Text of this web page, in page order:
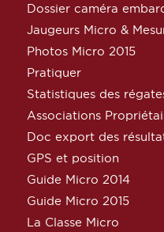
Dossier caméra
Jaugeurs Micro &
Photos Micro 2015
Pratiquer
Statistiques des
Associations
Doc export des
GPS et position
Guide Micro 2014
Guide Micro 2015
La Classe Micro